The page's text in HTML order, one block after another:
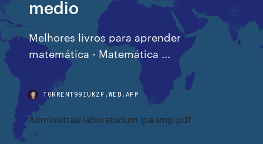
medio
Melhores livros para aprender
matemática - Matemática ...
TORRENT99IUKZF.WEB.APP
Administrasi laboratorium ipa smp pdf